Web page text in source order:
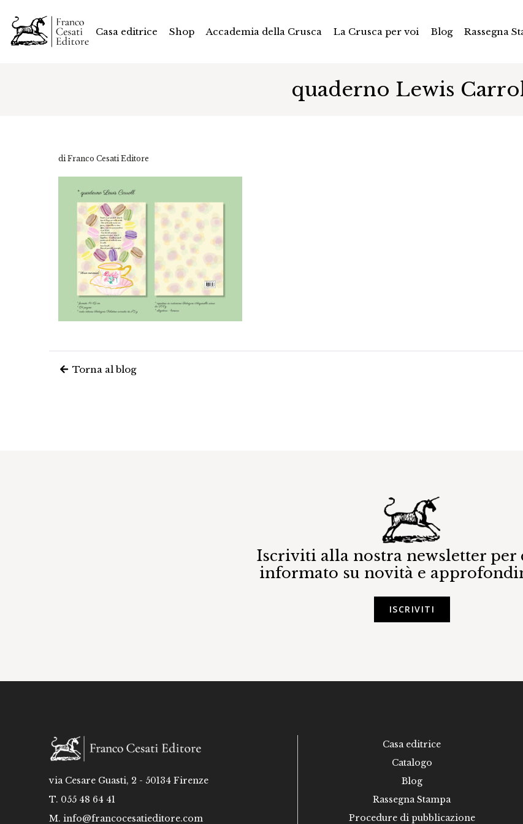
Casa editrice Shop Accademia della Crusca La Crusca per voi Blog Rassegna
quaderno Lewis
di Franco Cesati Editore
Torna al blog
Iscriviti alla nostra newsletter per
informato su novità e
ISCRIVITI
via Cesare Guasti, 2 - 50134 Firenze
T. 055 48 64 41
M. info@francocesatieditore.com
Casa editrice
Catalogo
Blog
Rassegna Stampa
Procedure di pubblicazione